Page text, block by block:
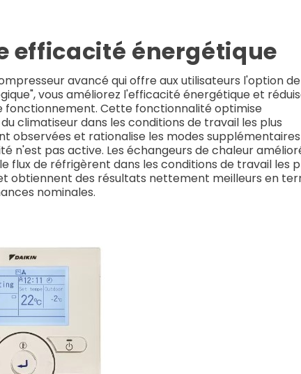
efficacité énergétique
avancé qui offre aux utilisateurs l'option de
vous améliorez l'efficacité énergétique et
fonctionnement. Cette fonctionnalité optimise
climatiseur dans les conditions de travail les plus
observées et rationalise les modes supplémentaires
n'est pas active. Les échangeurs de chaleur
flux de réfrigèrent dans les conditions de travail les
obtiennent des résultats nettement meilleurs en
nominales.